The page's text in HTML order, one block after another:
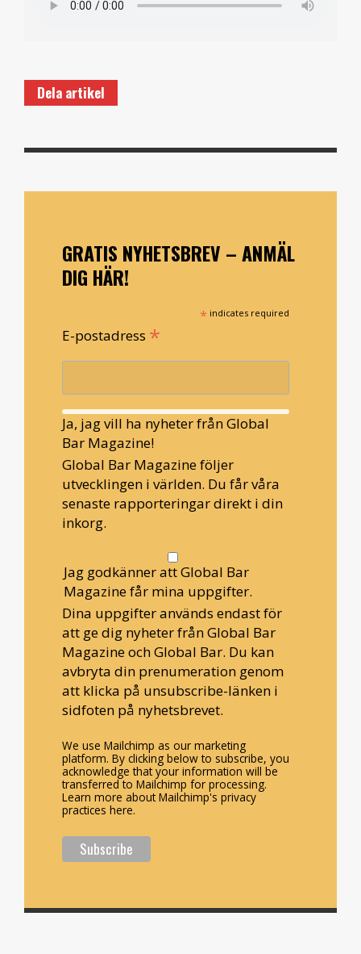
Dela artikel
GRATIS NYHETSBREV – ANMÄL
DIG HÄR!
* indicates required
E-postadress *
Ja, jag vill ha nyheter från Global
Bar Magazine!
Global Bar Magazine följer
utvecklingen i världen. Du får våra
senaste rapporteringar direkt i din
inkorg.
Jag godkänner att Global Bar
Magazine får mina uppgifter.
Dina uppgifter används endast för
att ge dig nyheter från Global Bar
Magazine och Global Bar. Du kan
avbryta din prenumeration genom
att klicka på unsubscribe-länken i
sidfoten på nyhetsbrevet.
We use Mailchimp as our marketing
platform. By clicking below to subscribe, you
acknowledge that your information will be
transferred to Mailchimp for processing.
Learn more about Mailchimp's privacy
practices here.